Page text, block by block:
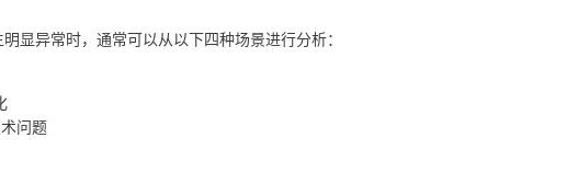
显异常时，通常可以从以下四种场景进行分析：
问题